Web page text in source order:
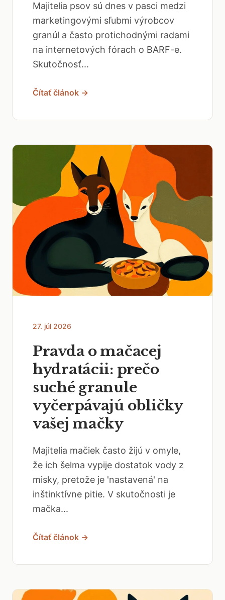
Majitelia psov sú dnes v pasci medzi
marketingovými sľubmi výrobcov
granúl a často protichodnými radami
na internetových fórach o BARF-e.
Skutočnosť...
Čítať článok →
27. júl 2026
Pravda o mačacej
hydratácii: prečo
suché granule
vyčerpávajú obličky
vašej mačky
Majitelia mačiek často žijú v omyle,
že ich šelma vypije dostatok vody z
misky, pretože je 'nastavená' na
inštinktívne pitie. V skutočnosti je
mačka...
Čítať článok →